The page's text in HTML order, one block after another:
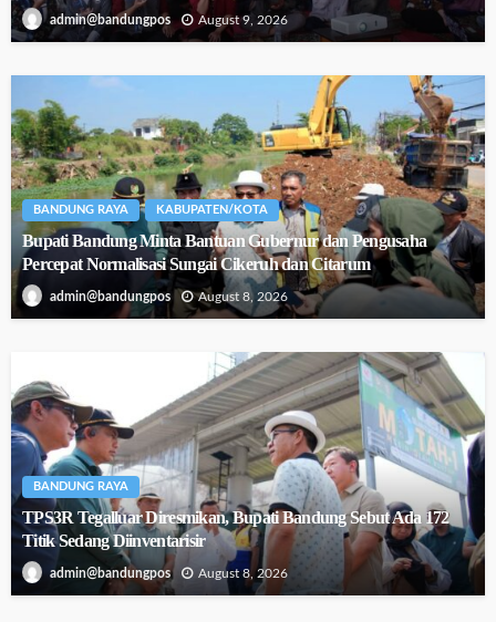
admin@bandungpos August 9, 2026
BANDUNG RAYA KABUPATEN/KOTA
Bupati Bandung Minta Bantuan Gubernur dan Pengusaha
Percepat Normalisasi Sungai Cikeruh dan Citarum
admin@bandungpos August 8, 2026
BANDUNG RAYA
TPS3R Tegalluar Diresmikan, Bupati Bandung Sebut Ada 172
Titik Sedang Diinventarisir
admin@bandungpos August 8, 2026